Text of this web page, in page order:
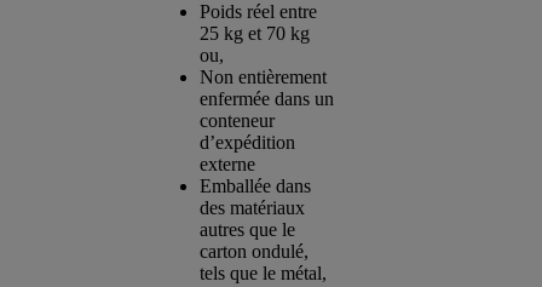
Poids réel entre
25 kg et 70 kg
ou,
Non entièrement
enfermée dans un
conteneur
d’expédition
externe
Emballée dans
des matériaux
autres que le
carton ondulé,
tels que le métal,